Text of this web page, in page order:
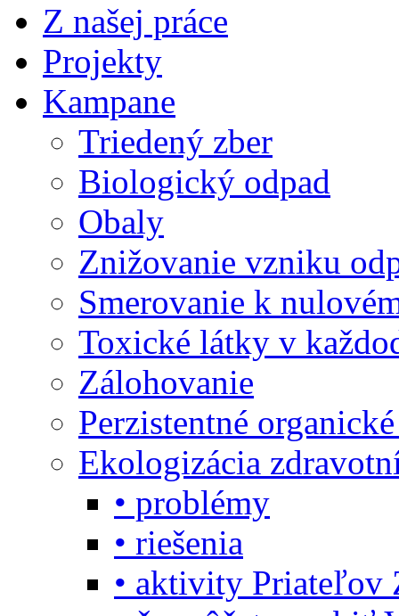
Z našej práce
Projekty
Kampane
Triedený zber
Biologický odpad
Obaly
Znižovanie vzniku
Smerovanie k
Toxické látky v
Zálohovanie
Perzistentné
Ekologizácia
• problémy
• riešenia
• aktivity Priateľov